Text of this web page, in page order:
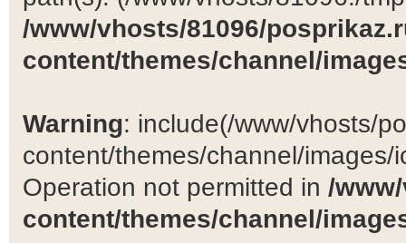
/www/vhosts/81096/
content/themes/channel/
Warning: include(/www/vhosts/
content/themes/channel/
Operation not permitted in /
content/themes/channel/